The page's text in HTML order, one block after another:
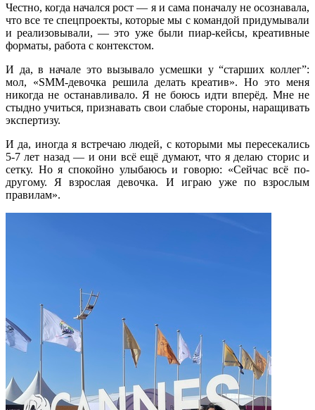
Честно, когда начался рост — я и сама поначалу не осознавала,
что все те спецпроекты, которые мы с командой придумывали
и реализовывали, — это уже были пиар-кейсы, креативные
форматы, работа с контекстом.
И да, в начале это вызывало усмешки у “старших коллег”:
мол, «SMM-девочка решила делать креатив». Но это меня
никогда не останавливало. Я не боюсь идти вперёд. Мне не
стыдно учиться, признавать свои слабые стороны, наращивать
экспертизу.
И да, иногда я встречаю людей, с которыми мы пересекались
5-7 лет назад — и они всё ещё думают, что я делаю сторис и
сетку. Но я спокойно улыбаюсь и говорю: «Сейчас всё по-
другому. Я взрослая девочка. И играю уже по взрослым
правилам».